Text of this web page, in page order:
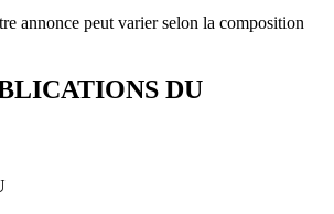
annonce peut varier selon la composition
DU